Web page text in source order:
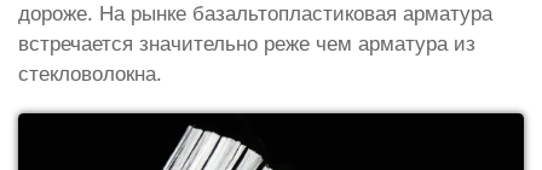
дороже. На рынке базальтопластиковая арматура
встречается значительно реже чем арматура из
стекловолокна.